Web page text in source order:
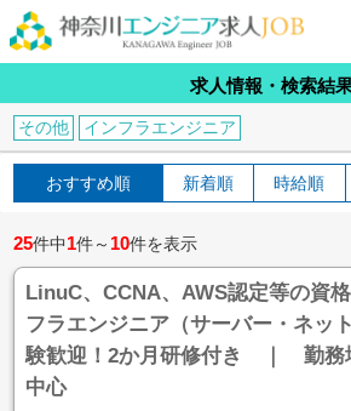
求人情報・検索結
その他 インフラエンジニア
おすすめ順 新着順 時給順
25件中1件～ 10件を表示
LinuC、CCNA、AWS認定等の資
フラエンジニア（サーバー・ネ
験歓迎！2か月研修付き ｜ 勤務
中心